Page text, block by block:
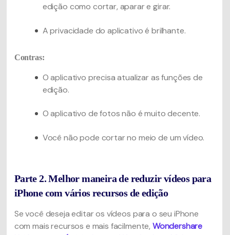
edição como cortar, aparar e girar.
A privacidade do aplicativo é brilhante.
Contras:
O aplicativo precisa atualizar as funções de
edição.
O aplicativo de fotos não é muito decente.
Você não pode cortar no meio de um vídeo.
Parte 2. Melhor maneira de reduzir vídeos para
iPhone com vários recursos de edição
Se você deseja editar os vídeos para o seu iPhone
com mais recursos e mais facilmente, Wondershare